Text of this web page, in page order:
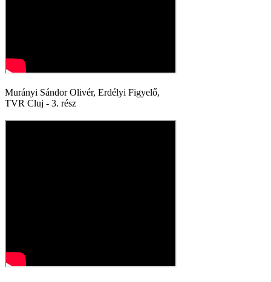
Murányi Sándor Olivér, Erdélyi Figyelő,
TVR Cluj - 3. rész